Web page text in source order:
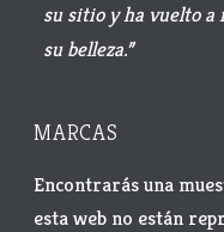
su sitio y ha vuelto a
su belleza.”
MARCAS
Encontrarás una
esta web no están